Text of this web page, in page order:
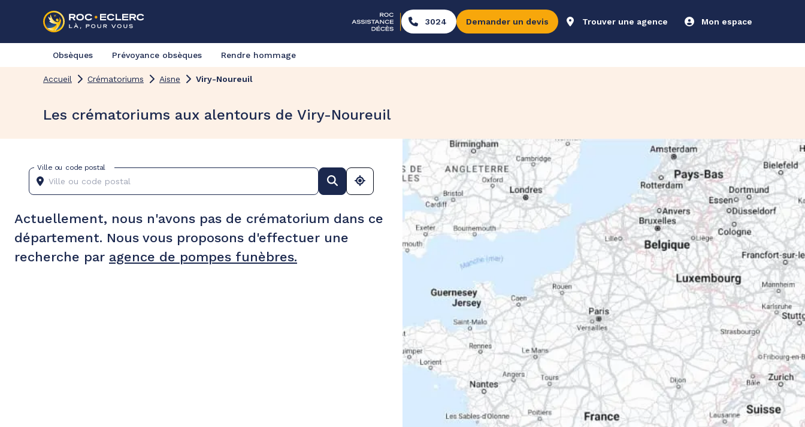
3024 Demander un devis Trouver une agence Mon espace
Obsèques Prévoyance obsèques Rendre hommage
Accueil Crématoriums Aisne Viry-Noureuil
Les crématoriums aux alentours de Viry-Noureuil
Ville ou code postal
Actuellement, nous n'avons pas de crématorium dans ce
département. Nous vous proposons d'effectuer une
recherche par agence de pompes funèbres.